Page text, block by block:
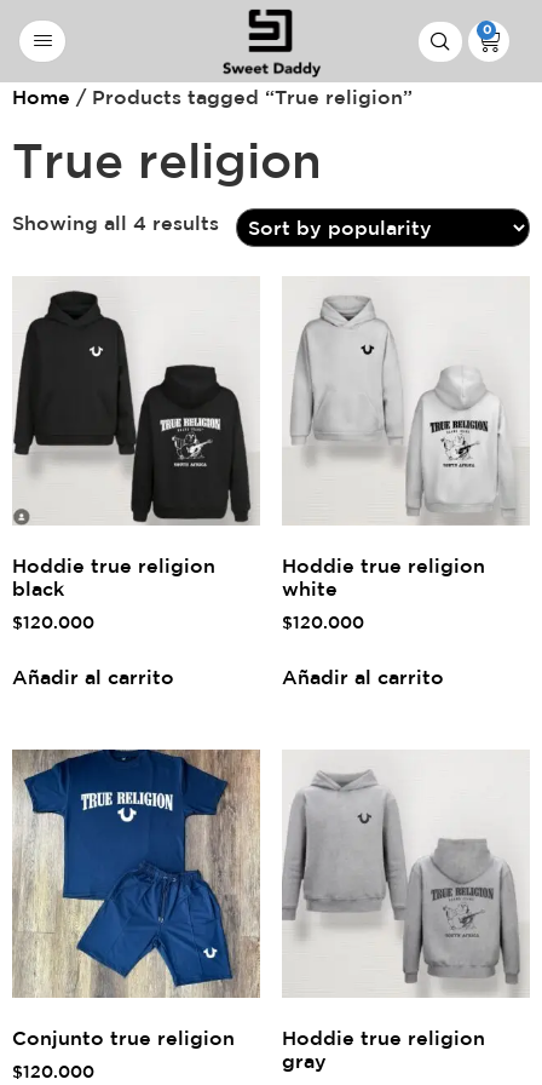
0
Home / Products tagged “True religion”
True religion
Showing all 4 results
Hoddie true religion
black
$120.000
Añadir al carrito
Hoddie true religion
white
$120.000
Añadir al carrito
Conjunto true religion
$120.000
Hoddie true religion
gray